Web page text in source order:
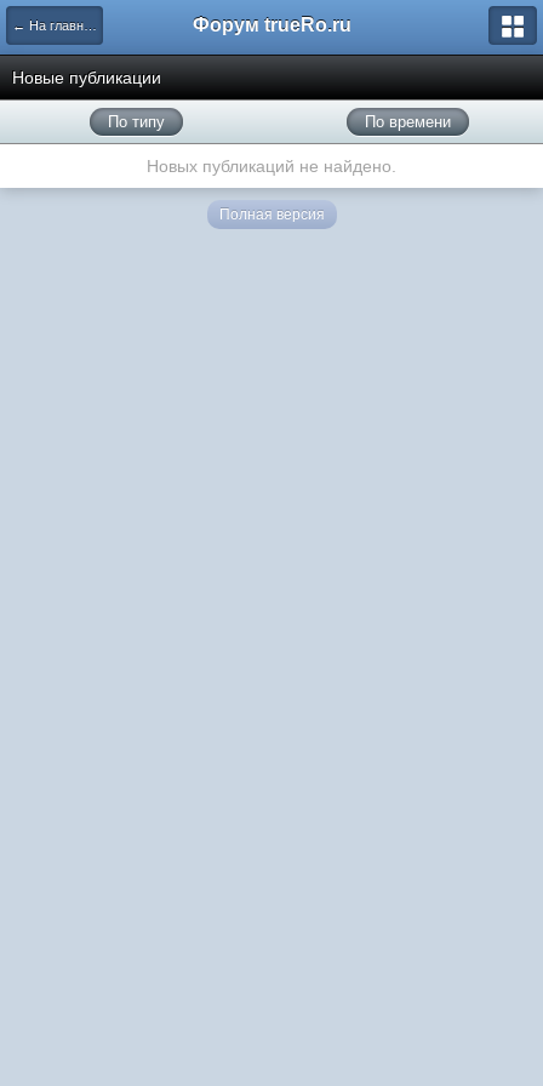
← На главную Форум trueRo.ru
Новые публикации
По типу По времени
Новых публикаций не найдено.
Полная версия